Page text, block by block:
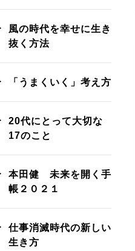
風の時代を幸せに生き
抜く方法
「うまくいく」考え方
20代にとって大切な
17のこと
本田健 未来を開く手
帳２０２１
仕事消滅時代の新しい
生き方